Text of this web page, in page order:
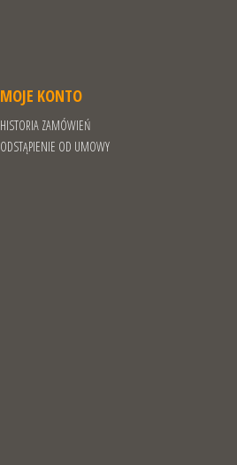
MOJE KONTO
HISTORIA ZAMÓWIEŃ
ODSTĄPIENIE OD UMOWY